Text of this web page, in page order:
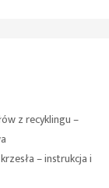
z recyklingu –
– instrukcja i